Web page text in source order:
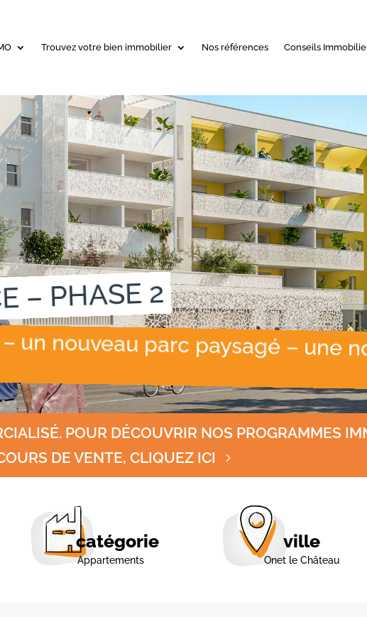
Trouvez votre bien immobilier Nos références Conseils
– PHASE 2
un nouveau parc paysagé – une
POUR DÉCOUVRIR NOS PROGRAMMES
DE VENTE, CLIQUEZ ICI
catégorie
Appartements
ville
Onet le Château